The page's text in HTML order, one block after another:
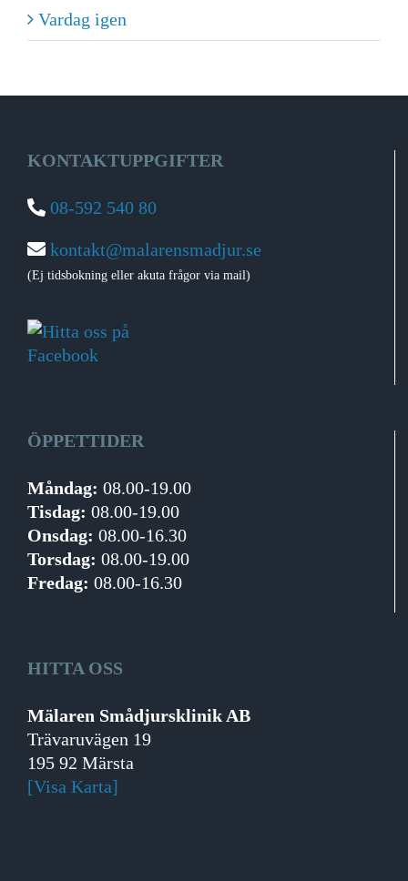
Vardag igen
KONTAKTUPPGIFTER
08-592 540 80
kontakt@malarensmadjur.se
(Ej tidsbokning eller akuta frågor via mail)
ÖPPETTIDER
Måndag: 08.00-19.00
Tisdag: 08.00-19.00
Onsdag: 08.00-16.30
Torsdag: 08.00-19.00
Fredag: 08.00-16.30
HITTA OSS
Mälaren Smådjursklinik AB
Trävaruvägen 19
195 92 Märsta
[Visa Karta]